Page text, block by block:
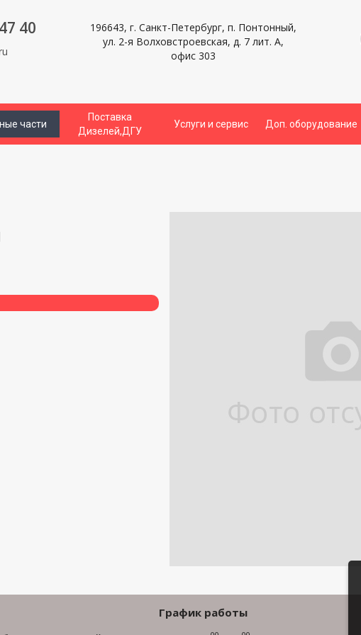
40
196643, г. Санкт-Петербург, п. Понтонный,
ул. 2-я Волховстроевская, д. 7 лит. А,
офис 303
части
Поставка
Дизелей,ДГУ
Услуги и сервис Доп. оборудование
График работы